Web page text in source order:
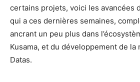
certains projets, voici les avancées
qui a ces dernières semaines,
ancrant un peu plus dans
Kusama, et du développement de
Datas.